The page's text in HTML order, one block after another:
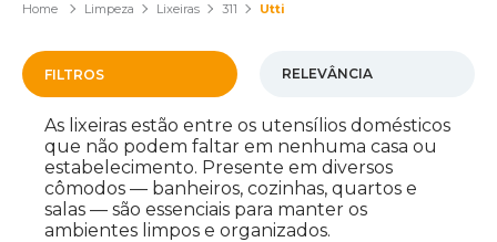
Limpeza Lixeiras 311 Utti
FILTROS
As lixeiras estão entre os utensílios domésticos
que não podem faltar em nenhuma casa ou
estabelecimento. Presente em diversos
cômodos — banheiros, cozinhas, quartos e
salas — são essenciais para manter os
ambientes limpos e organizados.